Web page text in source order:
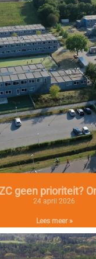
geen prioriteit?
24 april 2026
Lees meer »